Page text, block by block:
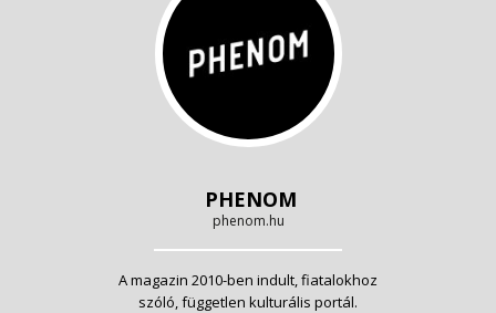
PHENOM
phenom.hu
A magazin 2010-ben indult, fiatalokhoz
szóló, független kulturális portál.